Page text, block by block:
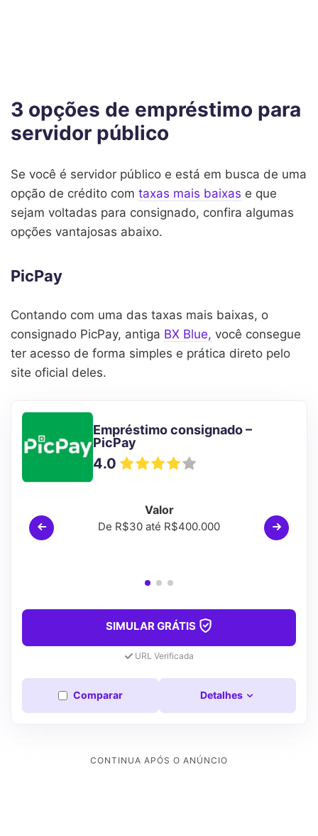
3 opções de empréstimo para
servidor público
Se você é servidor público e está em busca de uma
opção de crédito com taxas mais baixas e que
sejam voltadas para consignado, confira algumas
opções vantajosas abaixo.
PicPay
Contando com uma das taxas mais baixas, o
consignado PicPay, antiga BX Blue, você consegue
ter acesso de forma simples e prática direto pelo
site oficial deles.
Empréstimo consignado –
PicPay
4.0
Valor
De R$30 até R$400.000
SIMULAR GRÁTIS
URL Verificada
Comparar Detalhes